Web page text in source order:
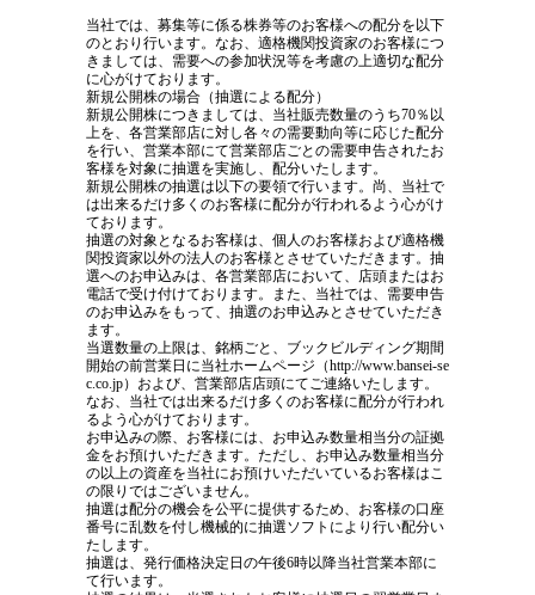
当社では、募集等に係る株券等のお客様への配分を以下
のとおり行います。なお、適格機関投資家のお客様につ
きましては、需要への参加状況等を考慮の上適切な配分
に心がけております。
新規公開株の場合（抽選による配分）
新規公開株につきましては、当社販売数量のうち70％以
上を、各営業部店に対し各々の需要動向等に応じた配分
を行い、営業本部にて営業部店ごとの需要申告されたお
客様を対象に抽選を実施し、配分いたします。
新規公開株の抽選は以下の要領で行います。尚、当社で
は出来るだけ多くのお客様に配分が行われるよう心がけ
ております。
抽選の対象となるお客様は、個人のお客様および適格機
関投資家以外の法人のお客様とさせていただきます。抽
選へのお申込みは、各営業部店において、店頭またはお
電話で受け付けております。また、当社では、需要申告
のお申込みをもって、抽選のお申込みとさせていただき
ます。
当選数量の上限は、銘柄ごと、ブックビルディング期間
開始の前営業日に当社ホームページ（http://www.bansei-se
c.co.jp）および、営業部店店頭にてご連絡いたします。
なお、当社では出来るだけ多くのお客様に配分が行われ
るよう心がけております。
お申込みの際、お客様には、お申込み数量相当分の証拠
金をお預けいただきます。ただし、お申込み数量相当分
の以上の資産を当社にお預けいただいているお客様はこ
の限りではございません。
抽選は配分の機会を公平に提供するため、お客様の口座
番号に乱数を付し機械的に抽選ソフトにより行い配分い
たします。
抽選は、発行価格決定日の午後6時以降当社営業本部に
て行います。